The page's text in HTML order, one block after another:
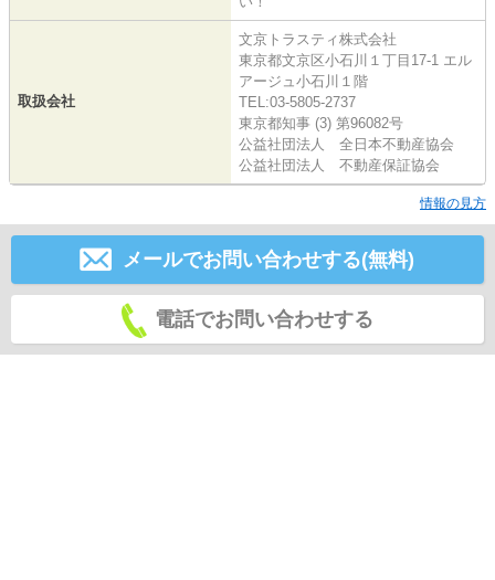
取扱会社
文京トラスティ株式会社
東京都文京区小石川１丁目17-1 エル
アージュ小石川１階
TEL:03-5805-2737
東京都知事 (3) 第96082号
公益社団法人 全日本不動産協会
公益社団法人 不動産保証協会
情報の見方
メールでお問い合わせする(無料)
電話でお問い合わせする